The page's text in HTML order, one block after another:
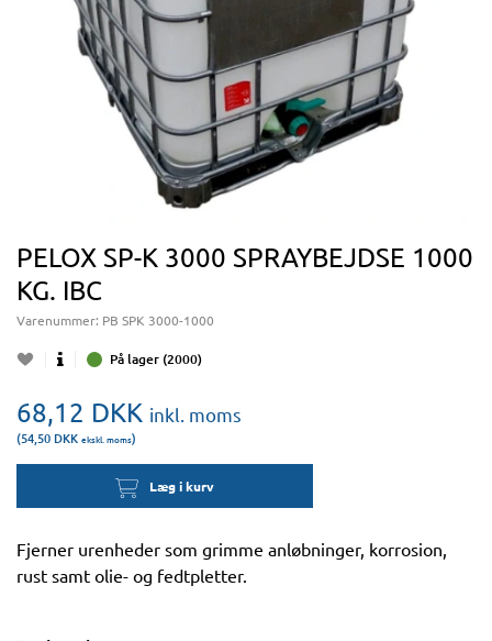
PELOX SP-K 3000 SPRAYBEJDSE 1000
KG. IBC
Varenummer: PB SPK 3000-1000
På lager (2000)
68,12 DKK inkl. moms
(54,50 DKK ekskl. moms)
Læg i kurv
Fjerner urenheder som grimme anløbninger, korrosion,
rust samt olie- og fedtpletter.